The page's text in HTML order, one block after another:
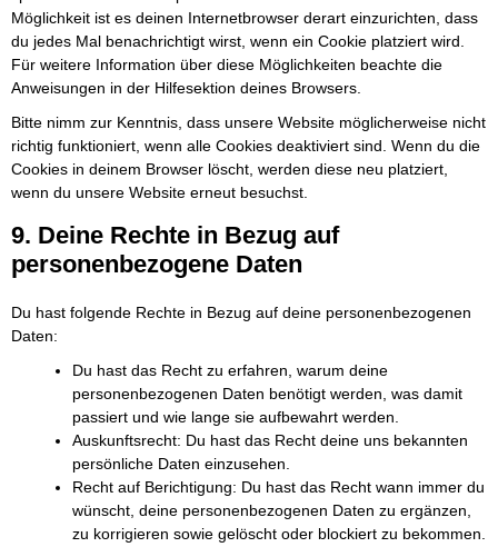
Möglichkeit ist es deinen Internetbrowser derart einzurichten, dass
du jedes Mal benachrichtigt wirst, wenn ein Cookie platziert wird.
Für weitere Information über diese Möglichkeiten beachte die
Anweisungen in der Hilfesektion deines Browsers.
Bitte nimm zur Kenntnis, dass unsere Website möglicherweise nicht
richtig funktioniert, wenn alle Cookies deaktiviert sind. Wenn du die
Cookies in deinem Browser löscht, werden diese neu platziert,
wenn du unsere Website erneut besuchst.
9. Deine Rechte in Bezug auf
personenbezogene Daten
Du hast folgende Rechte in Bezug auf deine personenbezogenen
Daten:
Du hast das Recht zu erfahren, warum deine
personenbezogenen Daten benötigt werden, was damit
passiert und wie lange sie aufbewahrt werden.
Auskunftsrecht: Du hast das Recht deine uns bekannten
persönliche Daten einzusehen.
Recht auf Berichtigung: Du hast das Recht wann immer du
wünscht, deine personenbezogenen Daten zu ergänzen,
zu korrigieren sowie gelöscht oder blockiert zu bekommen.